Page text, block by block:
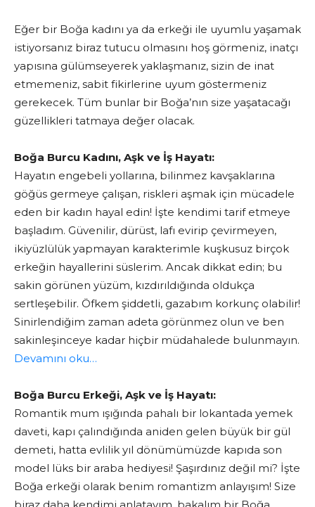
Eğer bir Boğa kadını ya da erkeği ile uyumlu yaşamak
istiyorsanız biraz tutucu olmasını hoş görmeniz, inatçı
yapısına gülümseyerek yaklaşmanız, sizin de inat
etmemeniz, sabit fikirlerine uyum göstermeniz
gerekecek. Tüm bunlar bir Boğa’nın size yaşatacağı
güzellikleri tatmaya değer olacak.
Boğa Burcu Kadını, Aşk ve İş Hayatı:
Hayatın engebeli yollarına, bilinmez kavşaklarına
göğüs germeye çalışan, riskleri aşmak için mücadele
eden bir kadın hayal edin! İşte kendimi tarif etmeye
başladım. Güvenilir, dürüst, lafı evirip çevirmeyen,
ikiyüzlülük yapmayan karakterimle kuşkusuz birçok
erkeğin hayallerini süslerim. Ancak dikkat edin; bu
sakin görünen yüzüm, kızdırıldığında oldukça
sertleşebilir. Öfkem şiddetli, gazabım korkunç olabilir!
Sinirlendiğim zaman adeta görünmez olun ve ben
sakinleşinceye kadar hiçbir müdahalede bulunmayın.
Devamını oku…
Boğa Burcu Erkeği, Aşk ve İş Hayatı:
Romantik mum ışığında pahalı bir lokantada yemek
daveti, kapı çalındığında aniden gelen büyük bir gül
demeti, hatta evlilik yıl dönümümüzde kapıda son
model lüks bir araba hediyesi! Şaşırdınız değil mi? İşte
Boğa erkeği olarak benim romantizm anlayışım! Size